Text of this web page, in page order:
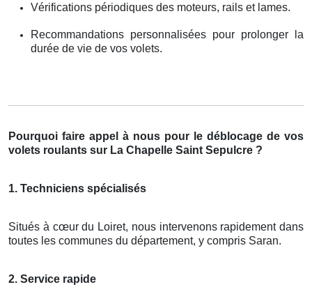
Vérifications périodiques des moteurs, rails et lames.
Recommandations personnalisées pour prolonger la
durée de vie de vos volets.
Pourquoi faire appel à nous pour le déblocage de vos
volets roulants sur La Chapelle Saint Sepulcre ?
1. Techniciens spécialisés
Situés à cœur du Loiret, nous intervenons rapidement dans
toutes les communes du département, y compris Saran.
2. Service rapide